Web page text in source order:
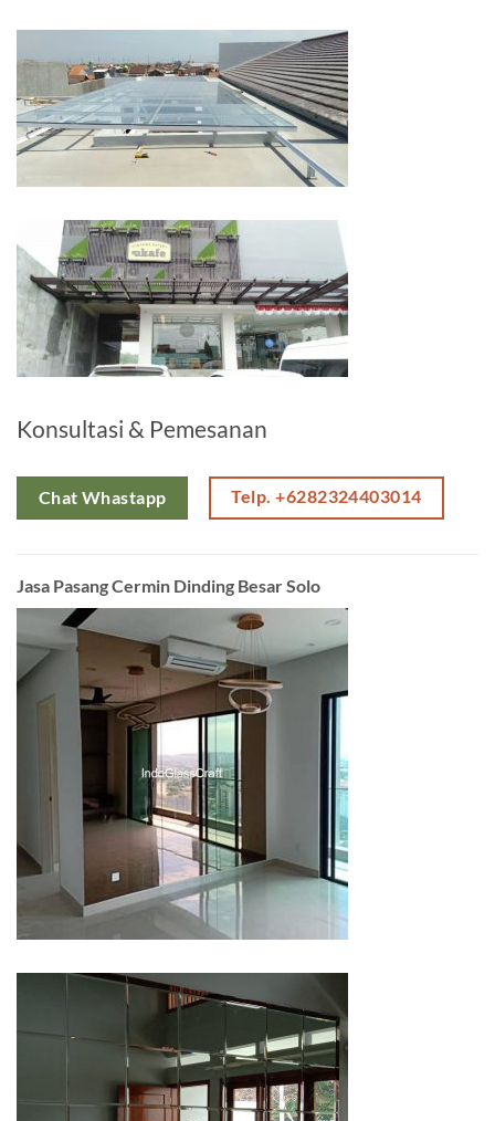
Konsultasi & Pemesanan
Chat Whastapp Telp. +6282324403014
Jasa Pasang Cermin Dinding Besar Solo